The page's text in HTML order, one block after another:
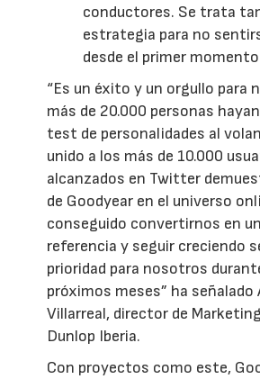
conductores. Se trata
estrategia para no
desde el primer
“Es un éxito y un orgullo para
más de 20.000 personas
test de personalidades al
unido a los más de 10.000
alcanzados en Twitter
de Goodyear en el universo
conseguido convertirnos en
referencia y seguir creciendo
prioridad para nosotros
próximos meses” ha señalado
Villarreal, director de
Dunlop Iberia.
Con proyectos como este,